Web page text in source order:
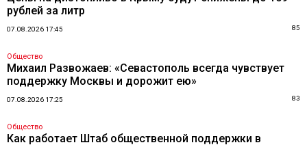
рублей за литр
07.08.2026 17:45 85
Общество
Михаил Развожаев: «Севастополь всегда чувствует
поддержку Москвы и дорожит ею»
07.08.2026 17:25 83
Общество
Как работает Штаб общественной поддержки в